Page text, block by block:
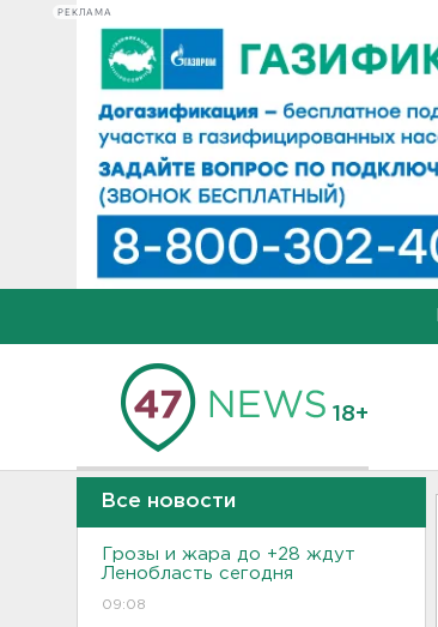
РЕКЛАМА
18+
Все новости
Грозы и жара до +28 ждут
Ленобласть сегодня
09:08